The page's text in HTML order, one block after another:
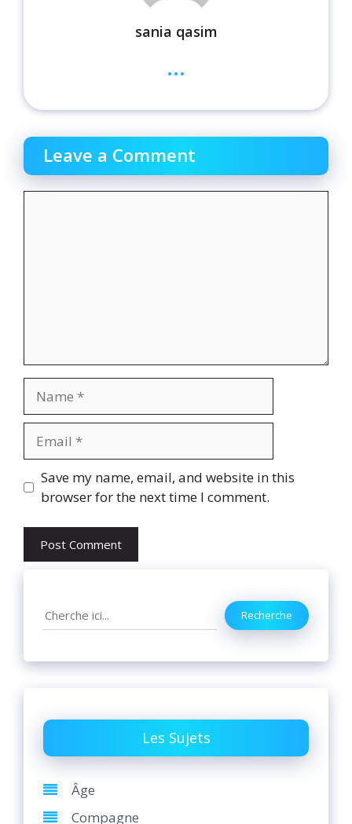
sania qasim
...
Leave a Comment
Website
Save my name, email, and website in this
browser for the next time I comment.
Search Recherche
Les Sujets
Âge
Compagne